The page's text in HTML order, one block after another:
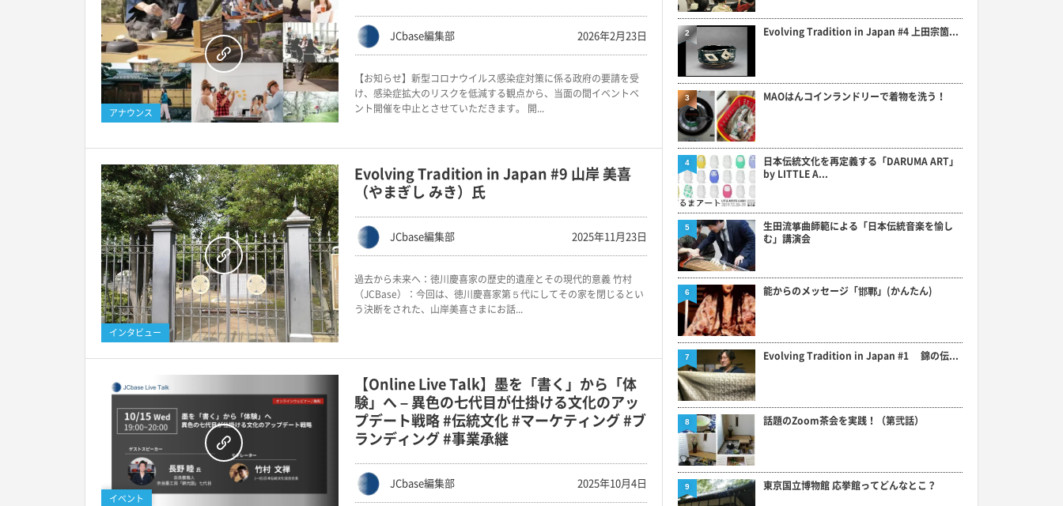
アナウンス
JCbase編集部 2026年2月23日
【お知らせ】新型コロナウイルス感染症対策に係る政府の要請を受
け、感染症拡大のリスクを低減する観点から、当面の間イベントベ
ント開催を中止とさせていただきます。 開...
インタビュー
Evolving Tradition in Japan #9 山岸 美喜
（やまぎし みき）氏
JCbase編集部 2025年11月23日
過去から未来へ：徳川慶喜家の歴史的遺産とその現代的意義 竹村
（JCBase）：今回は、徳川慶喜家第５代にしてその家を閉じるとい
う決断をされた、山岸美喜さまにお話...
イベント
【Online Live Talk】墨を「書く」から「体
験」へ – 異色の七代目が仕掛ける文化のアッ
プデート戦略 #伝統文化 #マーケティング #ブ
ランディング #事業承継
JCbase編集部 2025年10月4日
Evolving Tradition in Japan #4 上田宗箇...
2
MAOはんコインランドリーで着物を洗う！
3
日本伝統文化を再定義する「DARUMA ART」
by LITTLE A...
4
生田流箏曲師範による「日本伝統音楽を愉し
む」講演会
5
能からのメッセージ「邯鄲」(かんたん)
6
Evolving Tradition in Japan #1 錦の伝...
7
話題のZoom茶会を実践！（第弐話）
8
東京国立博物館 応挙館ってどんなとこ？
9